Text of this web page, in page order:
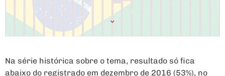
Na série histórica sobre o tema, resultado só fica
abaixo do registrado em dezembro de 2016 (53%), no